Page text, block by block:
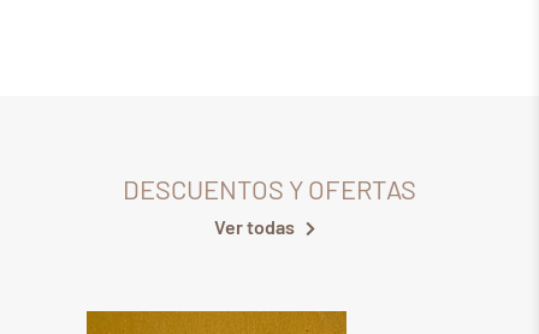
DESCUENTOS Y OFERTAS
Ver todas